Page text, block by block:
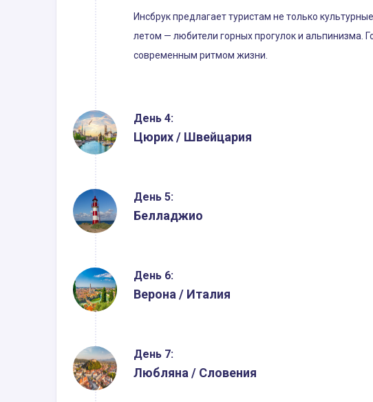
Инсбрук предлагает туристам не только
летом — любители горных прогулок и
современным ритмом жизни.
День 4:
Цюрих / Швейцария
День 5:
Белладжио
День 6:
Верона / Италия
День 7:
Любляна / Словения